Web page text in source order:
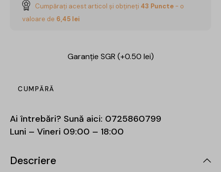
Cumpărați acest articol și obțineți 43 Puncte - o
valoare de 6,45 lei
Garanție SGR (+0.50 lei)
CUMPĂRĂ
Ai întrebări? Sună aici: 0725860799
Luni – Vineri 09:00 – 18:00
Descriere